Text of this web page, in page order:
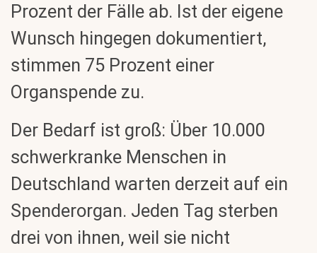
Prozent der Fälle ab. Ist der eigene
Wunsch hingegen dokumentiert,
stimmen 75 Prozent einer
Organspende zu.
Der Bedarf ist groß: Über 10.000
schwerkranke Menschen in
Deutschland warten derzeit auf ein
Spenderorgan. Jeden Tag sterben
drei von ihnen, weil sie nicht